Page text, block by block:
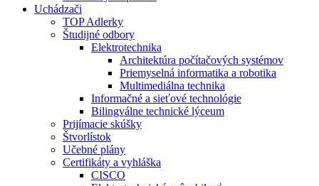
Uchádzači
TOP Adlerky
Študijné odbory
Elektrotechnika
Architektúra počítačových systémov
Priemyselná informatika a robotika
Multimediálna technika
Informačné a sieťové technológie
Bilingválne technické lýceum
Prijímacie skúšky
Štvorlístok
Učebné plány
Certifikáty a vyhláška
CISCO